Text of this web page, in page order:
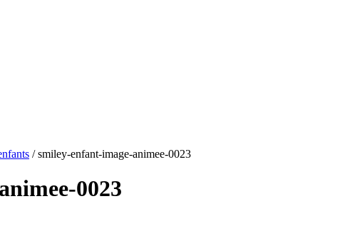
/ smiley-enfant-image-animee-0023
0023